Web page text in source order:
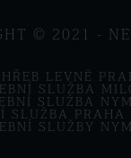
© 2021 -
LEVNĚ
SLUŽBA
SLUŽBA
SLUŽBA PRAHA
SLUŽBY